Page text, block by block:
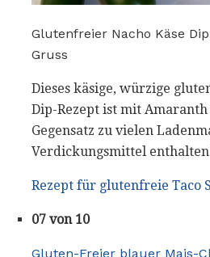
Glutenfreier Nacho Käse
Gruss
Dieses käsige, würzige
Dip-Rezept ist mit
Gegensatz zu vielen
Verdickungsmittel
Rezept für glutenfreie Taco
07 von 10
Gluten-Freier blauer Mais-